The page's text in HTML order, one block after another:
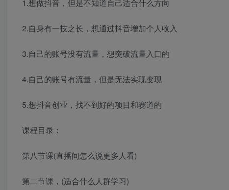
1.想做抖音，但是不知道自己适合什么方向
2.自身有一技之长，想通过抖音增加个人收入
3.自己的账号没有流量，想突破流量入口的
4.自己的账号有流量，但是无法实现变现
5.想抖音创业，找不到好的项目和赛道的
课程目录：
第八节课(直播间怎么说更多人看)
第二节课，(适合什么人群学习)